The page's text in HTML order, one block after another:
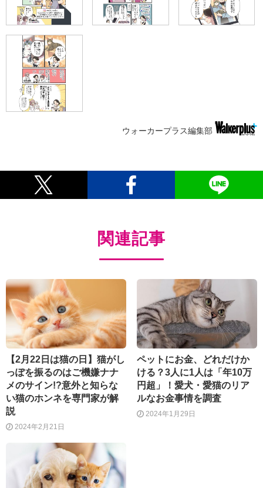
ウォーカープラス編集部
関連記事
【2月22日は猫の日】猫がし
っぽを振るのはご機嫌ナナ
メのサイン!?意外と知らな
い猫のホンネを専門家が解
説
2024年2月21日
ペットにお金、どれだけか
ける？3人に1人は「年10万
円超」！愛犬・愛猫のリア
ルなお金事情を調査
2024年1月29日